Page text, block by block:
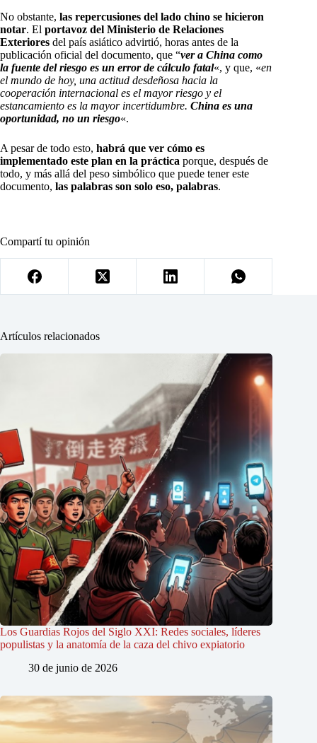
No obstante, las repercusiones del lado chino se hicieron
notar. El portavoz del Ministerio de Relaciones
Exteriores del país asiático advirtió, horas antes de la
publicación oficial del documento, que “ver a China como
la fuente del riesgo es un error de cálculo fatal«, y que, «en
el mundo de hoy, una actitud desdeñosa hacia la
cooperación internacional es el mayor riesgo y el
estancamiento es la mayor incertidumbre. China es una
oportunidad, no un riesgo«.
A pesar de todo esto, habrá que ver cómo es
implementado este plan en la práctica porque, después de
todo, y más allá del peso simbólico que puede tener este
documento, las palabras son solo eso, palabras.
Compartí tu opinión
Artículos relacionados
Los Guardias Rojos del Siglo XXI: Redes sociales, líderes
populistas y la anatomía de la caza del chivo expiatorio
30 de junio de 2026